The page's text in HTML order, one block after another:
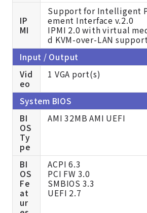
IP
MI
Support for Intelligent
ement Interface v.2.0
IPMI 2.0 with virtual
d KVM-over-LAN support
Input / Output
Vid
eo
1 VGA port(s)
System BIOS
BI
OS
Ty
pe
AMI 32MB AMI UEFI
BI
OS
Fe
at
ur
ACPI 6.3
PCI FW 3.0
SMBIOS 3.3
UEFI 2.7